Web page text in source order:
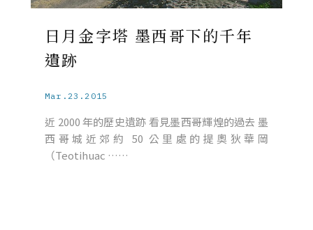
日月金字塔 墨西哥下的千年
遺跡
Mar.23.2015
近 2000 年的歷史遺跡 看見墨西哥輝煌的過去 墨
西哥城近郊約 50 公里處的提奧狄華岡
（Teotihuac ……